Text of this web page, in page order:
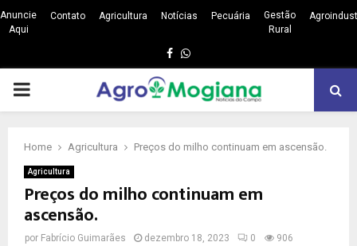
Anuncie
Aqui
Contato Agricultura Notícias Pecuária
Gestão
Rural
Facebook
Whatsapp
PRIMARY
Home Agricultura Preços do milho continuam em ascensão.
Agricultura
Preços do milho continuam em
ascensão.
por Fabrício Guimarães dezembro 18, 2023 0 906